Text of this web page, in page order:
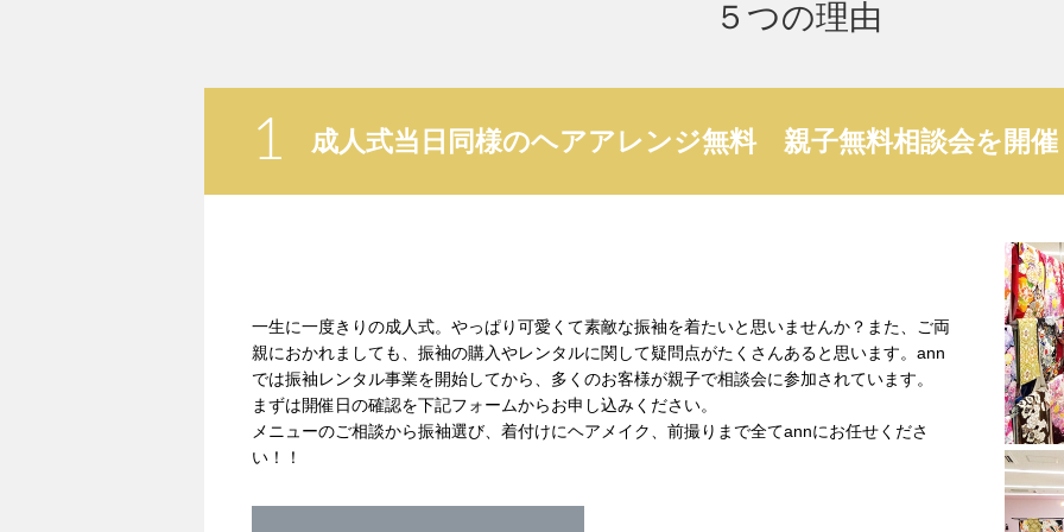
５つの理由
1 成人式当日同様のヘアアレンジ無料 親子無料相談会を開催
一生に一度きりの成人式。やっぱり可愛くて素敵な振袖を着たいと思いませんか？また、ご両
親におかれましても、振袖の購入やレンタルに関して疑問点がたくさんあると思います。ann
では振袖レンタル事業を開始してから、多くのお客様が親子で相談会に参加されています。
まずは開催日の確認を下記フォームからお申し込みください。
メニューのご相談から振袖選び、着付けにヘアメイク、前撮りまで全てannにお任せくださ
い！！